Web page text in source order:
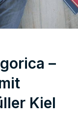
–
Kiel